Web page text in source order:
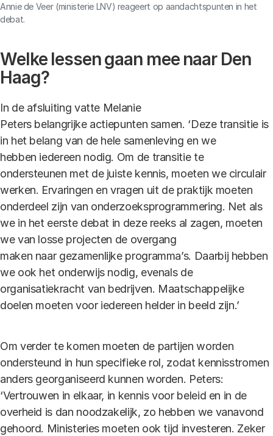
Annie de Veer (ministerie LNV) reageert op aandachtspunten in het
debat.
Welke lessen gaan mee naar Den
Haag?
In de afsluiting vatte Melanie
Peters belangrijke actiepunten samen. ‘Deze transitie is
in het belang van de hele samenleving en we
hebben iedereen nodig. Om de transitie te
ondersteunen met de juiste kennis, moeten we circulair
werken. Ervaringen en vragen uit de praktijk moeten
onderdeel zijn van onderzoeksprogrammering. Net als
we in het eerste debat in deze reeks al zagen, moeten
we van losse projecten de overgang
maken naar gezamenlijke programma’s. Daarbij hebben
we ook het onderwijs nodig, evenals de
organisatiekracht van bedrijven. Maatschappelijke
doelen moeten voor iedereen helder in beeld zijn.’
Om verder te komen moeten de partijen worden
ondersteund in hun specifieke rol, zodat kennisstromen
anders georganiseerd kunnen worden. Peters:
‘Vertrouwen in elkaar, in kennis voor beleid en in de
overheid is dan noodzakelijk, zo hebben we vanavond
gehoord. Ministeries moeten ook tijd investeren. Zeker